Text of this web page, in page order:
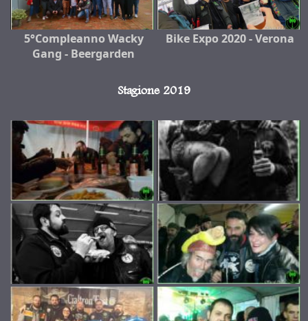
5°Compleanno Wacky
Gang - Beergarden
Bike Expo 2020 - Verona
Stagione 2019